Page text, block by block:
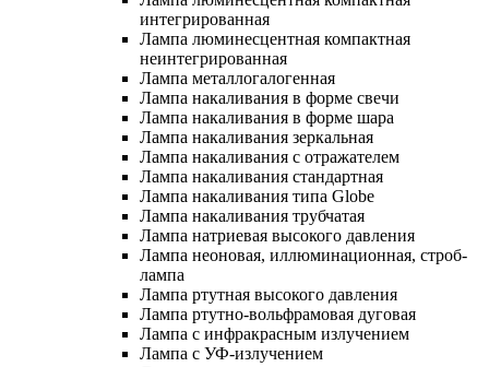
интегрированная
Лампа люминесцентная компактная
неинтегрированная
Лампа металлогалогенная
Лампа накаливания в форме свечи
Лампа накаливания в форме шара
Лампа накаливания зеркальная
Лампа накаливания с отражателем
Лампа накаливания стандартная
Лампа накаливания типа Globe
Лампа накаливания трубчатая
Лампа натриевая высокого давления
Лампа неоновая, иллюминационная, строб-
лампа
Лампа ртутная высокого давления
Лампа ртутно-вольфрамовая дуговая
Лампа с инфракрасным излучением
Лампа с УФ-излучением